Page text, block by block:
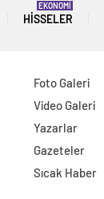
HISSELER
EKONOMİ
Foto Galeri
Video Galeri
Yazarlar
Gazeteler
Sıcak Haber